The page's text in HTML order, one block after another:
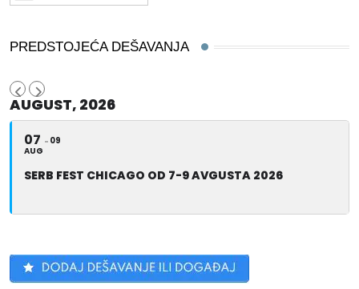
PREDSTOJEĆA DEŠAVANJA
AUGUST, 2026
07
AUG
09
SERB FEST CHICAGO OD 7-9 AVGUSTA 2026